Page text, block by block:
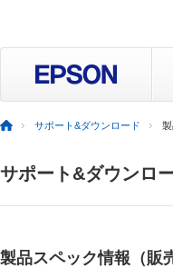
サポート&ダウンロード
サポート&ダウンロ
製品スペック情報（販